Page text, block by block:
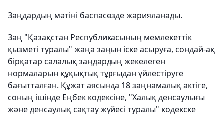
Заңдардың мәтіні баспасөзде жарияланады.
Заң "Қазақстан Республикасының мемлекеттік
қызметі туралы" жаңа заңын іске асыруға, сондай-ақ
бірқатар салалық заңдардың жекелеген
нормаларын құқықтық тұрғыдан үйлестіруге
бағытталған. Құжат аясында 18 заңнамалық актіге,
соның ішінде Еңбек кодексіне, "Халық денсаулығы
және денсаулық сақтау жүйесі туралы" кодекске